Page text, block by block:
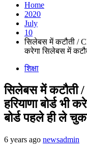
Home
2020
July
10
सिलेबस में कटौती /
करेगा सिलेबस में
शिक्षा
सिलेबस में कटौती
हरियाणा बोर्ड भी
बोर्ड पहले ही ले
6 years ago newsadmin